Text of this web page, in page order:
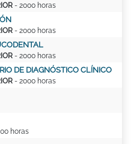
- 2000 horas
- 2000 horas
- 2000 horas
DE DIAGNÓSTICO CLÍNICO
- 2000 horas
horas